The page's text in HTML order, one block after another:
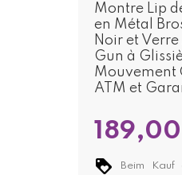
Montre Lip
en Métal
Noir et
Gun à
Mouvement
ATM et
Beim Kauf